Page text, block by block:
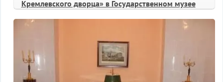
Кремлевского дворца» в Государственном музее
архитектуры им. А.В. Щусева